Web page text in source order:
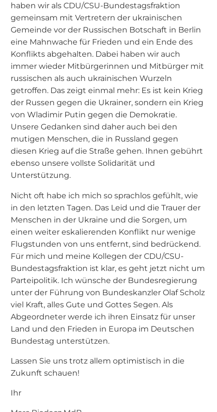
haben wir als CDU/CSU-Bundestagsfraktion
gemeinsam mit Vertretern der ukrainischen
Gemeinde vor der Russischen Botschaft in Berlin
eine Mahnwache für Frieden und ein Ende des
Konflikts abgehalten. Dabei haben wir auch
immer wieder Mitbürgerinnen und Mitbürger mit
russischen als auch ukrainischen Wurzeln
getroffen. Das zeigt einmal mehr: Es ist kein Krieg
der Russen gegen die Ukrainer, sondern ein Krieg
von Wladimir Putin gegen die Demokratie.
Unsere Gedanken sind daher auch bei den
mutigen Menschen, die in Russland gegen
diesen Krieg auf die Straße gehen. Ihnen gebührt
ebenso unsere vollste Solidarität und
Unterstützung.
Nicht oft habe ich mich so sprachlos gefühlt, wie
in den letzten Tagen. Das Leid und die Trauer der
Menschen in der Ukraine und die Sorgen, um
einen weiter eskalierenden Konflikt nur wenige
Flugstunden von uns entfernt, sind bedrückend.
Für mich und meine Kollegen der CDU/CSU-
Bundestagsfraktion ist klar, es geht jetzt nicht um
Parteipolitik. Ich wünsche der Bundesregierung
unter der Führung von Bundeskanzler Olaf Scholz
viel Kraft, alles Gute und Gottes Segen. Als
Abgeordneter werde ich ihren Einsatz für unser
Land und den Frieden in Europa im Deutschen
Bundestag unterstützen.
Lassen Sie uns trotz allem optimistisch in die
Zukunft schauen!
Ihr